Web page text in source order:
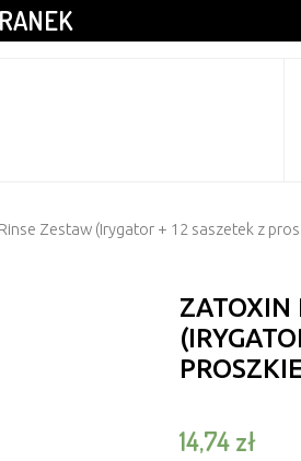
Zestaw (Irygator + 12 saszetek z
ZATOXIN
14,74zł